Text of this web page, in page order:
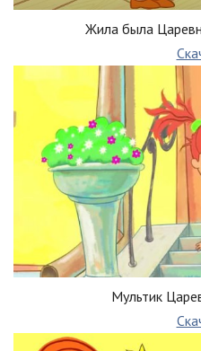
Жила была
Мультик